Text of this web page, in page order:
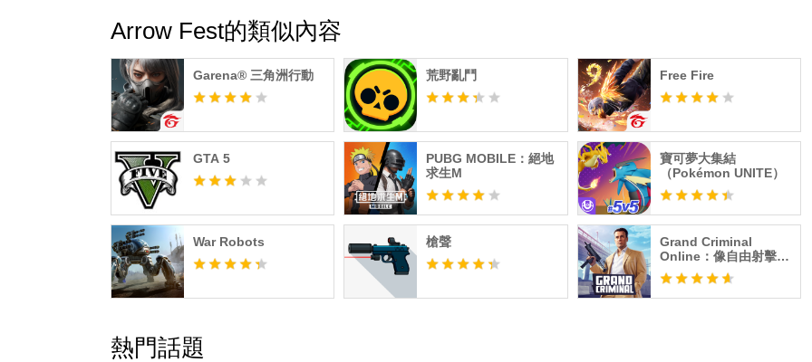
Arrow Fest的類似內容
Garena® 三角洲行動 荒野亂鬥 Free Fire
GTA 5
PUBG MOBILE：絕地
求生M
寶可夢大集結
（Pokémon UNITE）
War Robots 槍聲
Grand Criminal
Online：像自由射擊一
樣
熱門話題